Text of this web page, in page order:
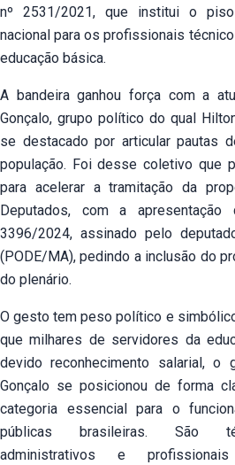
nº 2531/2021, que institui o
nacional para os profissionais
educação básica.
A bandeira ganhou força com a
Gonçalo, grupo político do qual
se destacado por articular pautas
população. Foi desse coletivo que
para acelerar a tramitação da
Deputados, com a apresentação
3396/2024, assinado pelo
(PODE/MA), pedindo a inclusão do
do plenário.
O gesto tem peso político e
que milhares de servidores da
devido reconhecimento salarial, o
Gonçalo se posicionou de forma
categoria essencial para o
públicas brasileiras. São
administrativos e